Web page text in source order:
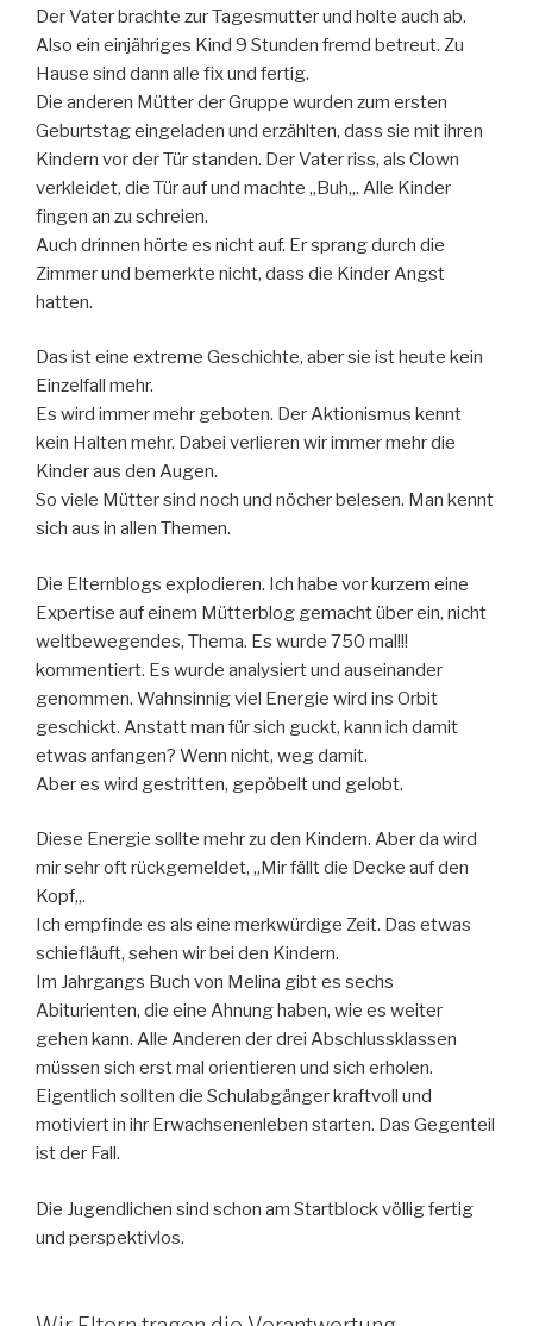
Der Vater brachte zur Tagesmutter und holte auch ab.
Also ein einjähriges Kind 9 Stunden fremd betreut. Zu
Hause sind dann alle fix und fertig.
Die anderen Mütter der Gruppe wurden zum ersten
Geburtstag eingeladen und erzählten, dass sie mit ihren
Kindern vor der Tür standen. Der Vater riss, als Clown
verkleidet, die Tür auf und machte „Buh„. Alle Kinder
fingen an zu schreien.
Auch drinnen hörte es nicht auf. Er sprang durch die
Zimmer und bemerkte nicht, dass die Kinder Angst
hatten.
Das ist eine extreme Geschichte, abersie ist heute kein
Einzelfall mehr.
Es wird immer mehr geboten. Der Aktionismus kennt
kein Halten mehr. Dabei verlieren wir immer mehr die
Kinder aus den Augen.
So viele Mütter sind noch und nöcher belesen. Man kennt
sich aus in allen Themen.
Die Elternblogs explodieren. Ich habe vor kurzem eine
Expertise auf einem Mütterblog gemacht über ein, nicht
weltbewegendes, Thema. Es wurde 750 mal!!!
kommentiert. Es wurde analysiert und auseinander
genommen. Wahnsinnig viel Energie wird ins Orbit
geschickt. Anstatt man für sich guckt, kann ich damit
etwas anfangen? Wenn nicht, weg damit.
Aber es wird gestritten, gepöbelt und gelobt.
Diese Energie sollte mehr zu den Kindern. Aber da wird
mir sehr oft rückgemeldet, „Mirfällt die Decke auf den
Kopf„.
Ich empfinde es als eine merkwürdige Zeit. Das etwas
schiefläuft, sehen wir bei den Kindern.
Im Jahrgangs Buch von Melina gibt es sechs
Abiturienten, die eine Ahnung haben, wie es weiter
gehen kann. Alle Anderen der drei Abschlussklassen
müssen sich erst mal orientieren und sich erholen.
Eigentlich sollten die Schulabgänger kraftvoll und
motiviert in ihr Erwachsenenleben starten. Das Gegenteil
ist der Fall.
Die Jugendlichen sind schon am Startblock völlig fertig
und perspektivlos.